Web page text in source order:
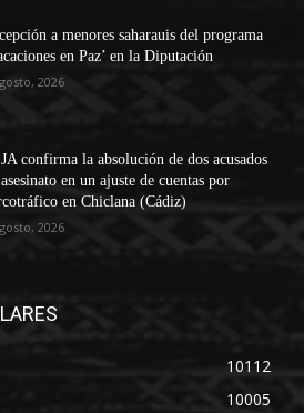
a menores saharauis del programa
en Paz’ en la Diputación
2026
confirma la absolución de dos acusados
en un ajuste de cuentas por
en Chiclana (Cádiz)
2026
10112
10005